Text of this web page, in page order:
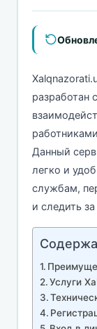
разработан
Данный
легко и
службам,
и следить
Услуги